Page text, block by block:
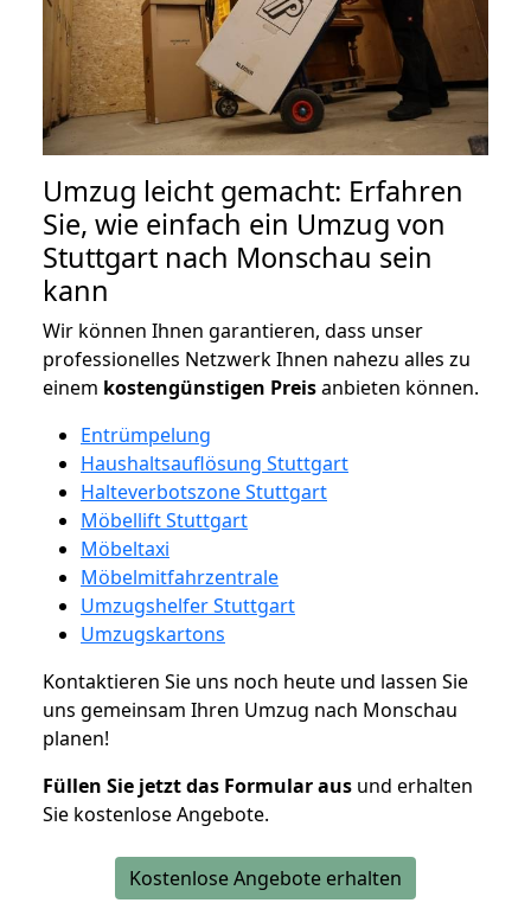
Umzug leicht gemacht: Erfahren
Sie, wie einfach ein Umzug von
Stuttgart nach Monschau sein
kann
Wir können Ihnen garantieren, dass unser
professionelles Netzwerk Ihnen nahezu alles zu
einem kostengünstigen Preisanbieten können.
Entrümpelung
Haushaltsauflösung Stuttgart
Halteverbotszone Stuttgart
Möbellift Stuttgart
Möbeltaxi
Möbelmitfahrzentrale
Umzugshelfer Stuttgart
Umzugskartons
Kontaktieren Sie uns noch heute und lassen Sie
uns gemeinsam Ihren Umzug nach Monschau
planen!
Füllen Sie jetzt das Formular aus und erhalten
Sie kostenlose Angebote.
Kostenlose Angebote erhalten